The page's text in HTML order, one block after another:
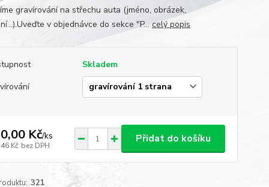
gravírování na střechu auta (jméno, obrázek,
v objednávce do sekce "P... celý popis
Skladem
Kč/ks
Kč bez DPH
Přidat do košíku
321